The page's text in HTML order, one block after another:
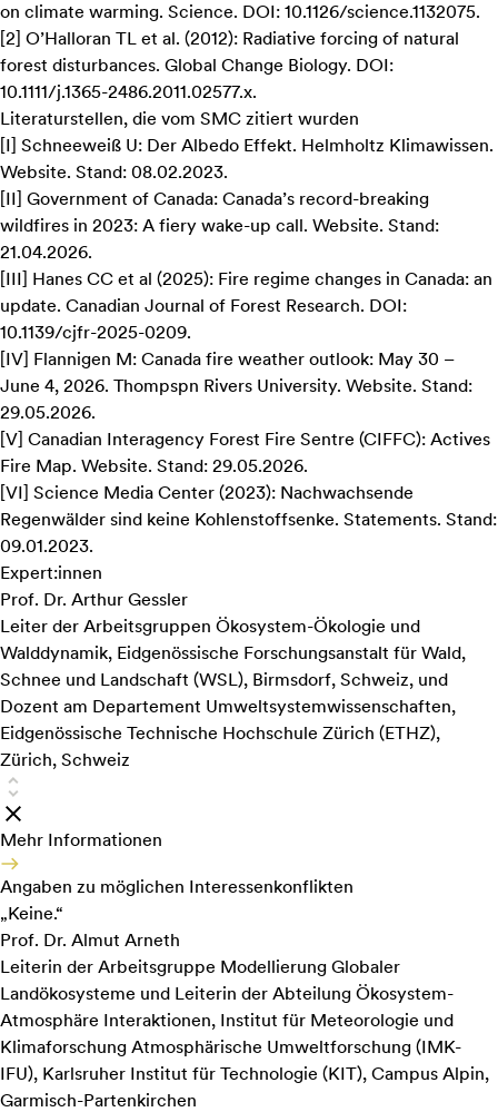
on climate warming. Science. DOI: 10.1126/science.1132075.
[2] O’Halloran TL et al. (2012): Radiative forcing of natural
forest disturbances. Global Change Biology. DOI:
10.1111/j.1365-2486.2011.02577.x.
Literaturstellen, die vom SMC zitiert wurden
[I] Schneeweiß U: Der Albedo Effekt. Helmholtz Klimawissen.
Website. Stand: 08.02.2023.
[II] Government of Canada: Canada’s record-breaking
wildfires in 2023: A fiery wake-up call. Website. Stand:
21.04.2026.
[III] Hanes CC et al (2025): Fire regime changes in Canada: an
update. Canadian Journal of Forest Research. DOI:
10.1139/cjfr-2025-0209.
[IV] Flannigen M: Canada fire weather outlook: May 30 –
June 4, 2026. Thompspn Rivers University. Website. Stand:
29.05.2026.
[V] Canadian Interagency Forest Fire Sentre (CIFFC): Actives
Fire Map. Website. Stand: 29.05.2026.
[VI] Science Media Center (2023): Nachwachsende
Regenwälder sind keine Kohlenstoffsenke. Statements. Stand:
09.01.2023.
Expert:innen
Prof. Dr. Arthur Gessler
Leiter der Arbeitsgruppen Ökosystem-Ökologie und
Walddynamik, Eidgenössische Forschungsanstalt für Wald,
Schnee und Landschaft (WSL), Birmsdorf, Schweiz, und
Dozent am Departement Umweltsystemwissenschaften,
Eidgenössische Technische Hochschule Zürich (ETHZ),
Zürich, Schweiz
Mehr Informationen
Angaben zu möglichen Interessenkonflikten
„Keine.“
Prof. Dr. Almut Arneth
Leiterin der Arbeitsgruppe Modellierung Globaler
Landökosysteme und Leiterin der Abteilung Ökosystem-
Atmosphäre Interaktionen, Institut für Meteorologie und
Klimaforschung Atmosphärische Umweltforschung (IMK-
IFU), Karlsruher Institut für Technologie (KIT), Campus Alpin,
Garmisch-Partenkirchen